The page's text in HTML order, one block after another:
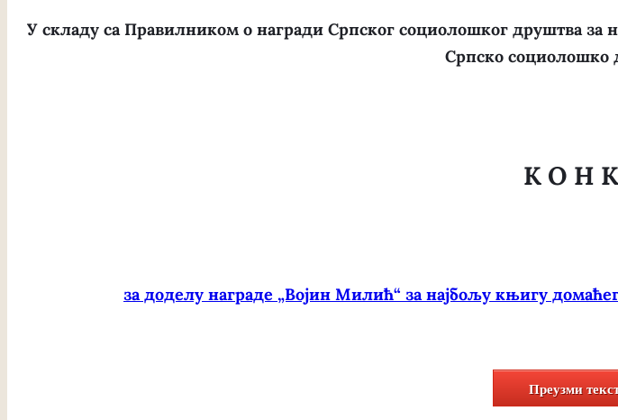
У складу са Правилником о награди Српског социолошког друштва за
Српско социолошко
К О Н
за доделу награде „Војин Милић“ за најбољу књигу
Преузми